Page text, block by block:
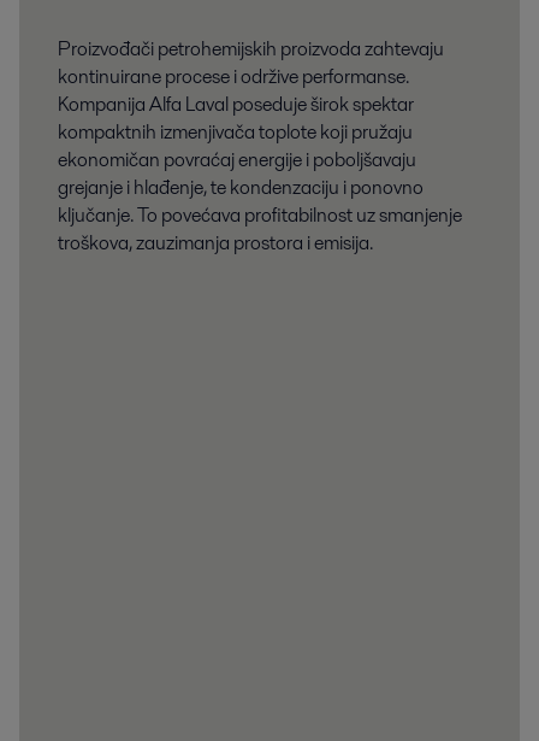
Proizvođači petrohemijskih proizvoda zahtevaju
kontinuirane procese i održive performanse.
Kompanija Alfa Laval poseduje širok spektar
kompaktnih izmenjivača toplote koji pružaju
ekonomičan povraćaj energije i poboljšavaju
grejanje i hlađenje, te kondenzaciju i ponovno
ključanje. To povećava profitabilnost uz smanjenje
troškova, zauzimanja prostora i emisija.